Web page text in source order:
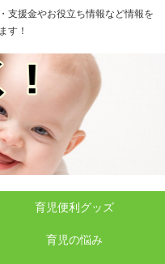
支援金やお役立ち情報など情報を
す！
育児便利グッズ
育児の悩み